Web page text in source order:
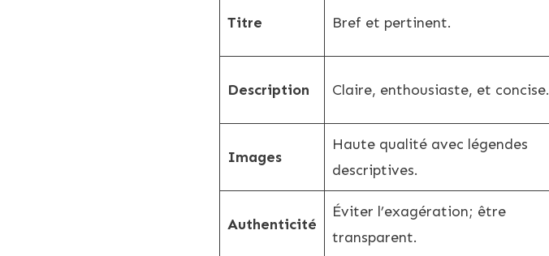
Titre Bref et pertinent.
Description Claire, enthousiaste, et concise.
Images
Haute qualité avec légendes
descriptives.
Authenticité
Éviter l’exagération; être
transparent.